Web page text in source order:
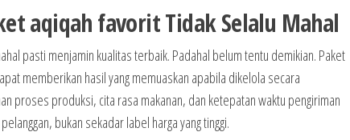
aqiqah favorit Tidak Selalu Mahal
pasti menjamin kualitas terbaik. Padahal belum tentu demikian. Paket
memberikan hasil yang memuaskan apabila dikelola secara
proses produksi, cita rasa makanan, dan ketepatan waktu pengiriman
bukan sekadar label harga yang tinggi.